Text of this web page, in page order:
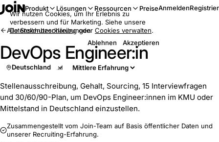
Produkt Lösungen Ressourcen PreiseAnmelden
Alle Stellenbeschreibungen
DevOps Engineer:in
Deutschland
Stellenausschreibung, Gehalt, Sourcing, 15 Interviewfragen
und 30/60/90-Plan, um DevOps Engineer:innen im KMU oder
Mittelstand in Deutschland einzustellen.
Zusammengestellt vom Join-Team auf Basis öffentlicher Daten und
unserer Recruiting-Erfahrung.
Wir nutzen Cookies, um Ihr Erlebnis zu
verbessern und für Marketing. Siehe unsere
Datenschutzerklärungoder Cookies verwalten.
Ablehnen
Akzeptieren